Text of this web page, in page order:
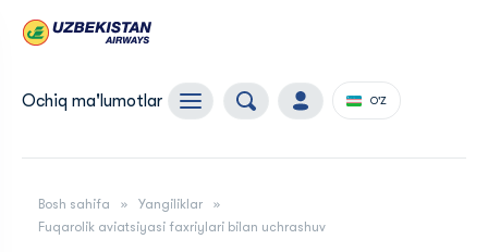
Ochiq ma'lumotlar O'Z
Bosh sahifa
Yangiliklar
Fuqarolik aviatsiyasi faxriylari bilan uchrashuv